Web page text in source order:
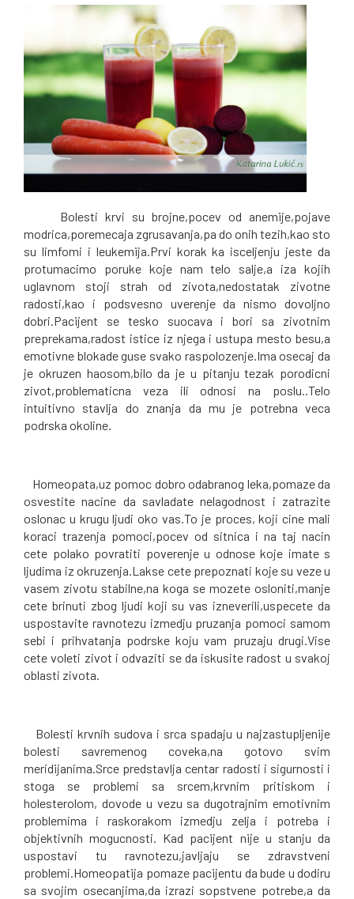
Bolesti krvi su brojne,pocev od anemije,pojave
modrica,poremecaja zgrusavanja,pa do onih tezih,kao sto
su limfomi i leukemija.Prvi korak ka isceljenju jeste da
protumacimo poruke koje nam telo salje,a iza kojih
uglavnom stoji strah od zivota,nedostatak zivotne
radosti,kao i podsvesno uverenje da nismo dovoljno
dobri.Pacijent se tesko suocava i bori sa zivotnim
preprekama,radost istice iz njega i ustupa mesto besu,a
emotivne blokade guse svako raspolozenje.Ima osecaj da
je okruzen haosom,bilo da je u pitanju tezak porodicni
zivot,problematicna veza ili odnosi na poslu..Telo
intuitivno stavlja do znanja da mu je potrebna veca
podrska okoline.
Homeopata,uz pomoc dobro odabranog leka,pomaze da
osvestite nacine da savladate nelagodnost i zatrazite
oslonac u krugu ljudi oko vas.To je proces, koji cine mali
koraci trazenja pomoci,pocev od sitnica i na taj nacin
cete polako povratiti poverenje u odnose koje imate s
ljudima iz okruzenja.Lakse cete prepoznati koje su veze u
vasem zivotu stabilne,na koga se mozete osloniti,manje
cete brinuti zbog ljudi koji su vas izneverili,uspecete da
uspostavite ravnotezu izmedju pruzanja pomoci samom
sebi i prihvatanja podrske koju vam pruzaju drugi.Vise
cete voleti zivot i odvaziti se da iskusite radost u svakoj
oblasti zivota.
Bolesti krvnih sudova i srca spadaju u najzastupljenije
bolesti savremenog coveka,na gotovo svim
meridijanima.Srce predstavlja centar radosti i sigurnosti i
stoga se problemi sa srcem,krvnim pritiskom i
holesterolom, dovode u vezu sa dugotrajnim emotivnim
problemima i raskorakom izmedju zelja i potreba i
objektivnih mogucnosti. Kad pacijent nije u stanju da
uspostavi tu ravnotezu,javljaju se zdravstveni
problemi.Homeopatija pomaze pacijentu da bude u dodiru
sa svojim osecanjima,da izrazi sopstvene potrebe,a da